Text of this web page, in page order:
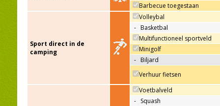
Barbecue toegestaan
Sport direct in de
camping
Volleybal
- Basketbal
Multifunctioneel sportveld
Minigolf
- Biljard
Verhuur fietsen
Voetbalveld
- Squash